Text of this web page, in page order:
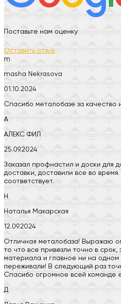
Поставьте нам оценку
Оставить отзыв
m
masha Nekrasova
01.10.2024
Спасибо металобазе за качество
А
АЛЕКС ФИЛ
25.09.2024
Заказал профнастил и доски для
доставки, доставили все во
соответствует.
Н
Наталья Макарская
12.09.2024
Отличная металобаза! Выражаю
то что все привезли точно в
материала и главное ни на
переживали! В следующий раз
Спасибо огромное всей команде
Д